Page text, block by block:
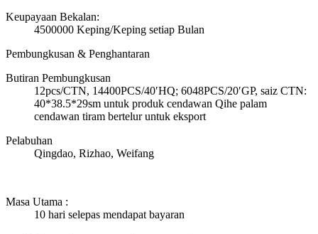
Keupayaan Bekalan:
4500000 Keping/Keping setiap Bulan
Pembungkusan & Penghantaran
Butiran Pembungkusan
12pcs/CTN, 14400PCS/40′HQ; 6048PCS/20′GP, saiz CTN:
40*38.5*29sm untuk produk cendawan Qihe palam
cendawan tiram bertelur untuk eksport
Pelabuhan
Qingdao, Rizhao, Weifang
Masa Utama :
10 hari selepas mendapat bayaran